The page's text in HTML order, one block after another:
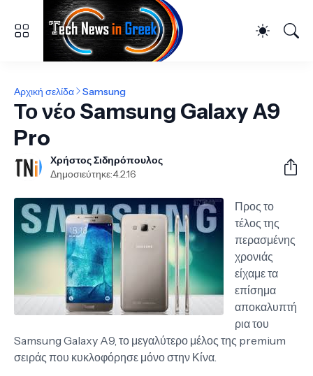
Αρχική σελίδα Samsung
Το νέο Samsung Galaxy A9
Pro
Χρήστος Σιδηρόπουλος
Δημοσιεύτηκε:4.2.16
Προς το
τέλος της
περασμένης
χρονιάς
είχαμε τα
επίσημα
αποκαλυπτή
ρια του
Samsung Galaxy A9, το μεγαλύτερο μέλος της premium
σειράς που κυκλοφόρησε μόνο στην Κίνα.